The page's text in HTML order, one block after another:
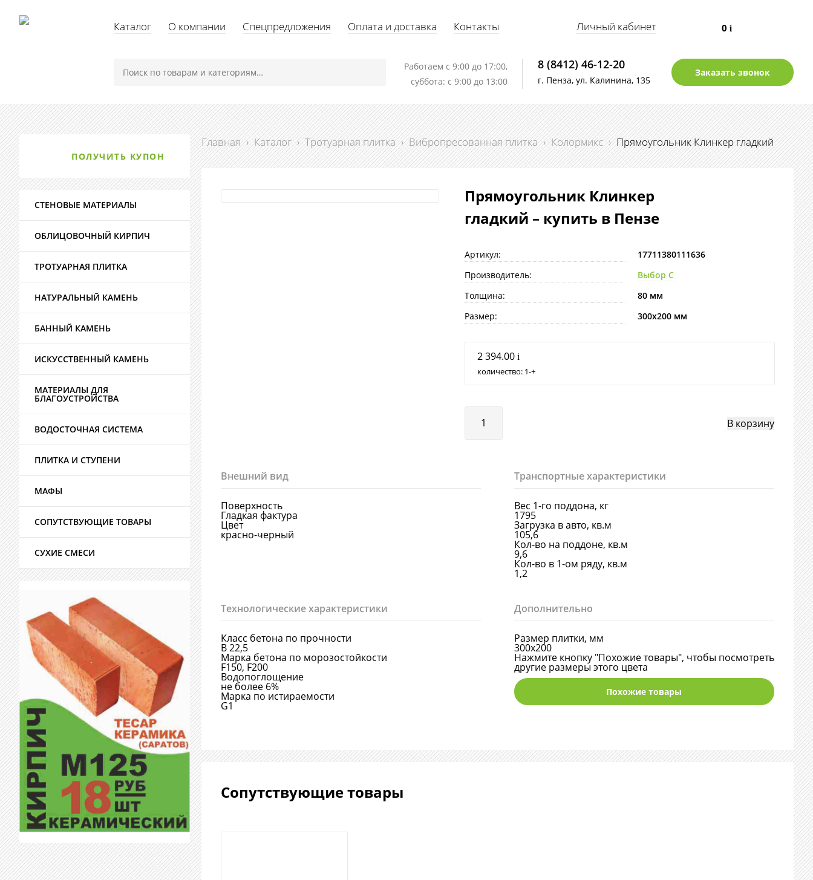
Каталог О компании Спецпредложения Оплата и доставка Контакты Личный кабинет 0i
Работаем c 9:00 до 17:00,
суббота: с 9:00 до 13:00
8 (8412) 46-12-20
г. Пенза, ул. Калинина, 135
Заказать звонок
Главная › Каталог › Тротуарная плитка › Вибропресованная плитка › Колормикс › Прямоугольник Клинкер гладкий
Прямоугольник Клинкер
гладкий – купить в Пензе
Артикул:
17711380111636
Производитель:
Выбор С
Толщина:
80 мм
Размер:
300х200 мм
2 394.00 i
количество: 1 +
Внешний вид
Поверхность
Гладкая фактура
Цвет
красно-черный
Транспортные характеристики
Вес 1-го поддона, кг
1795
Загрузка в авто, кв.м
105,6
Кол-во на поддоне, кв.м
9,6
Кол-во в 1-ом ряду, кв.м
1,2
Технологические характеристики
Класс бетона по прочности
В 22,5
Марка бетона по морозостойкости
F150, F200
Водопоглощение
не более 6%
Марка по истираемости
G1
Дополнительно
Размер плитки, мм
300х200
Нажмите кнопку "Похожие товары", чтобы посмотреть
другие размеры этого цвета
Похожие товары
Сопутствующие товары
ПОЛУЧИТЬ КУПОН
СТЕНОВЫЕ МАТЕРИАЛЫ
ОБЛИЦОВОЧНЫЙ КИРПИЧ
ТРОТУАРНАЯ ПЛИТКА
НАТУРАЛЬНЫЙ КАМЕНЬ
БАННЫЙ КАМЕНЬ
ИСКУССТВЕННЫЙ КАМЕНЬ
МАТЕРИАЛЫ ДЛЯ
БЛАГОУСТРОЙСТВА
ВОДОСТОЧНАЯ СИСТЕМА
ПЛИТКА И СТУПЕНИ
МАФЫ
СОПУТСТВУЮЩИЕ ТОВАРЫ
СУХИЕ СМЕСИ